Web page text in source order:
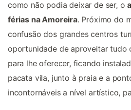
como não podia deixar de ser, o
férias na Amoreira. Próximo do
confusão dos grandes centros
oportunidade de aproveitar tudo
para lhe oferecer, ficando
pacata vila, junto à praia e a
incontornáveis a nível artístico,